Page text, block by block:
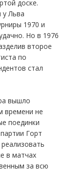
доске.
у Льва
1970 и
Но в 1976
второе
по
стал
вышло
времени не
поединки
Горт
в матчах
за всю